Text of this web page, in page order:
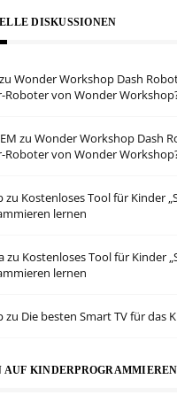
DISKUSSIONEN
zu Wonder Workshop Dash
Roboter von Wonder
zu Wonder Workshop Dash
Roboter von Wonder
zu Kostenloses Tool für Kinder
lernen
zu Kostenloses Tool für Kinder
lernen
zu Die besten Smart TV für das
AUF